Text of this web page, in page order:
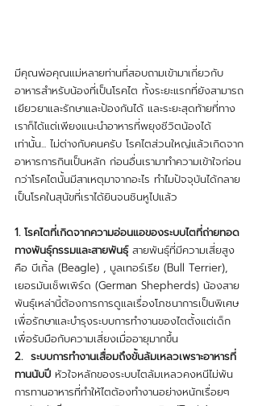
มีคุณพ่อคุณแม่หลายท่านที่สอบถามเข้ามาเกี่ยวกับ
อาหารสำหรับน้องที่เป็นโรคไต ทั้งระยะแรกที่ยังสามารถ
เยียวยาและรักษาและป้องกันได้ และระยะสุดท้ายที่ทาง
เราก็ได้แต่เพียงแนะนำอาหารที่พยุงชีวิตน้องได้
เท่านั้น... ไม่ต่างกับคนครับ โรคไตส่วนใหญ่แล้วเกิดจาก
อาหารการกินเป็นหลัก ก่อนอื่นเรามาทำความเข้าใจก่อน
กว่าโรคไตนั้นมีสาเหตุมาจากอะไร ทำไมปัจจุบันได้กลาย
เป็นโรคในสุนัขที่เราได้ยินจนชินหูไปแล้ว
1. โรคไตที่เกิดจากความอ่อนแอของระบบไตที่ถ่ายทอด
ทางพันธุ์กรรมและสายพันธุ์ สายพันธุ์ที่มีความเสี่ยสูง
คือ บีเกิ้ล (Beagle) , บูลเทอร์เรีย (Bull Terrier),
เยอรมันเช็พเพิร์ด (German Shepherds) น้องสาย
พันธุ์เหล่านี้ต้องการการดูแลเรื่องโภชนาการเป็นพิเศษ
เพื่อรักษาและบำรุงระบบการทำงานของไตตั้งแต่เด็ก
เพื่อรับมือกับความเสี่ยงเมื่ออายุมากขึ้น
2.  ระบบการทำงานเสื่อมถึงขั้นล้มเหลวเพราะอาหารที่
ทานนับปี หัวใจหลักของระบบไตล้มเหลวคงหนีไม่พ้น
การทานอาหารที่ทำให้ไตต้องทำงานอย่างหนักเรื่อยๆ